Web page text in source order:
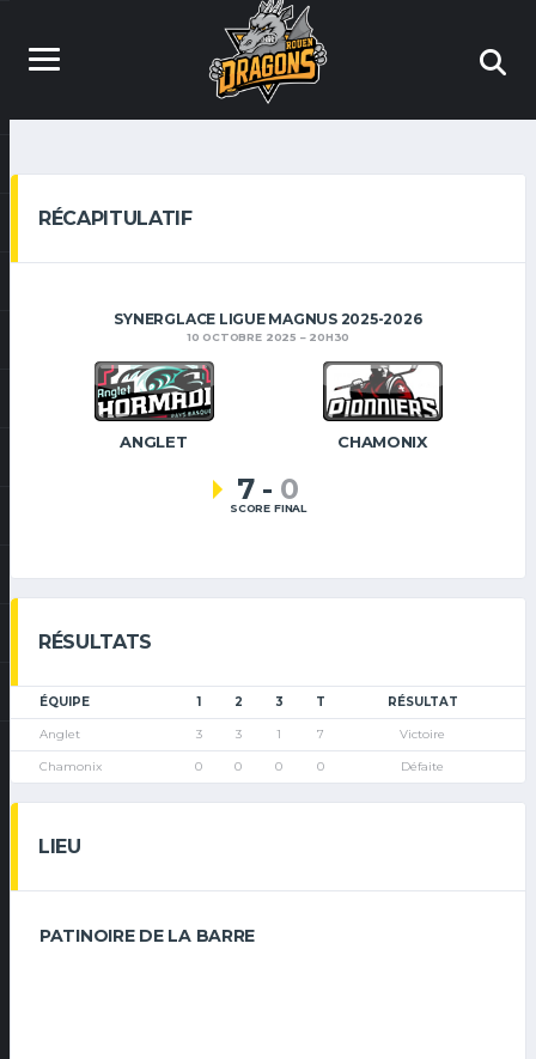
RÉCAPITULATIF
SYNERGLACE LIGUE MAGNUS 2025-2026
10 OCTOBRE 2025 20H30
ANGLET CHAMONIX
7 - 0
SCORE FINAL
RÉSULTATS
ÉQUIPE 1 2 3 T RÉSULTAT
Anglet 3 3 1 7 Victoire
Chamonix 0 0 0 0 Défaite
LIEU
PATINOIRE DE LA BARRE